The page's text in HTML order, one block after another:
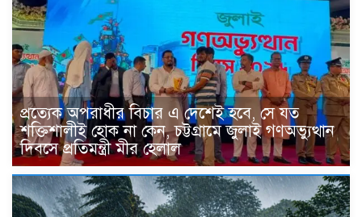
প্রত্যেক অপরাধীর বিচার এ দেশেই হবে, সে যত
শক্তিশালীই হোক না কেন, চট্টগ্রামে জুলাই গণঅভ্যুত্থান
দিবসে প্রতিমন্ত্রী মীর হেলাল